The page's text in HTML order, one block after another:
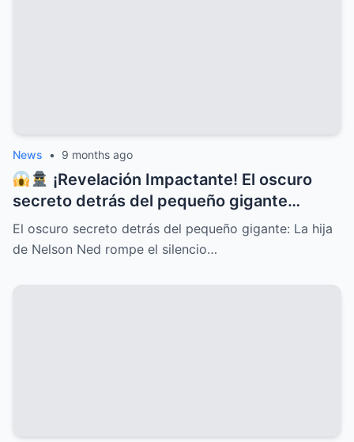
News • 9 months ago
¡Revelación Impactante! El oscuro
secreto detrás del pequeño gigante
Nelson Ned sale a la luz cuando su hija
rompe el silencio y deja al mundo en shock
El oscuro secreto detrás del pequeño gigante: La hija
de Nelson Ned rompe el silencio…